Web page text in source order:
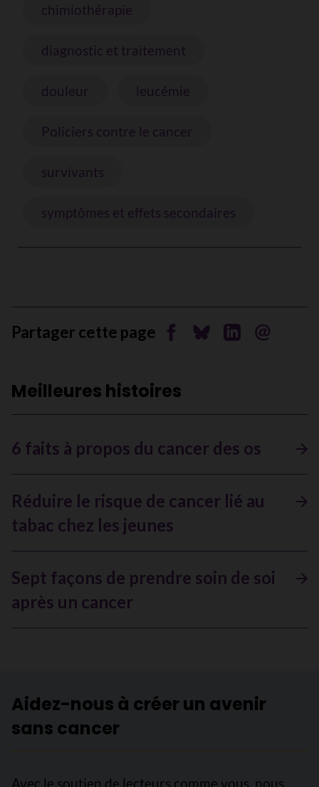
chimiothérapie
diagnostic et traitement
douleur leucémie
Policiers contre le cancer
survivants
symptômes et effets secondaires
Partager cette page Partager sur Facebook
Partager sur Bluesky
Partager sur
Envoyer
Meilleures histoires
6 faits à propos du cancer des os
Réduire le risque de cancer lié au
tabac chez les jeunes
Sept façons de prendre soin de soi
après un cancer
Aidez-nous à créer un avenir
sans cancer
Avec le soutien de lecteurs comme vous, nous